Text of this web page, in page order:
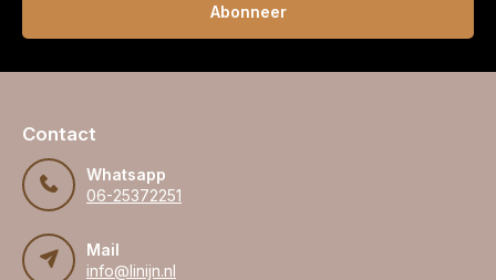
Abonneer
Contact
Whatsapp
06-25372251
Mail
info@linijn.nl